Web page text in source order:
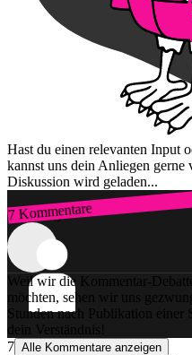
Hast du einen relevanten Input
kannst uns dein Anliegen gerne
Diskussion wird geladen...
7 Kommentare
Zum Login
Weil wir die Kommentar-
möchten, sehen wir uns
Stunden nach Publikation einer
dein Verständnis!
7 Alle Kommentare anzeigen